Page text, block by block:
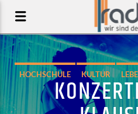
HOCHSCHULE KULTUR